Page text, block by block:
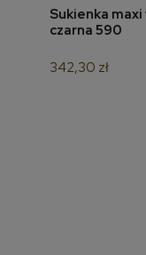
dodaj
Sukienka
czarna 590
342,30 zł